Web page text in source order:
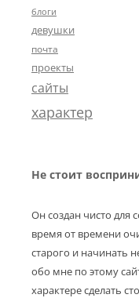
блоги
девушки
почта
проекты
сайты
характер
Не стоит
Он создан чисто для
время от времени
старого и начинать
обо мне по этому
характере сделать